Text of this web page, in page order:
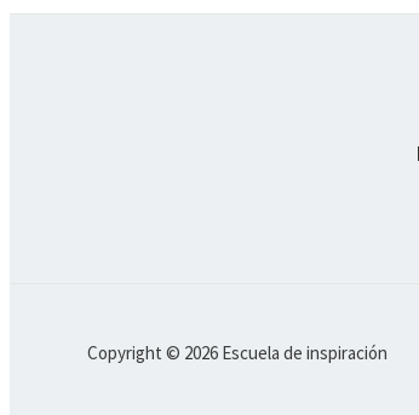
Copyright © 2026 Escuela de inspiración